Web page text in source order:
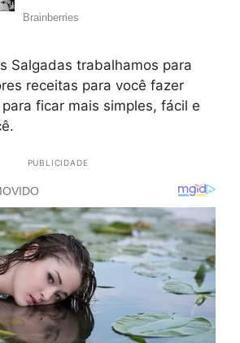
Salgadas trabalhamos para
receitas para você fazer
ficar mais simples, fácil e
PUBLICIDADE